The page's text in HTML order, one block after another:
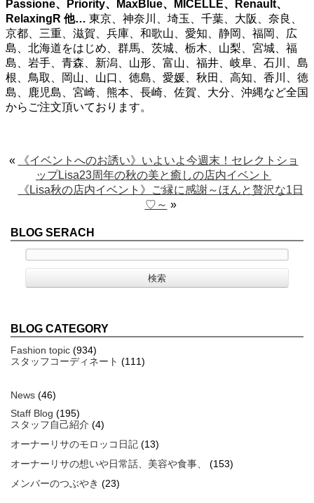
Passione、Priority、MaxBlue、MICELLE、Renault、
RelaxingR 他… 東京、神奈川、埼玉、千葉、大阪、奈良、
京都、三重、滋賀、兵庫、和歌山、愛知、静岡、福岡、広
島、北海道をはじめ、群馬、茨城、栃木、山梨、宮城、福
島、岩手、青森、新潟、山形、富山、福井、岐阜、石川、島
根、鳥取、岡山、山口、徳島、愛媛、秋田、高知、香川、徳
島、鹿児島、宮崎、熊本、長崎、佐賀、大分、沖縄など全国
からご注文頂いております。
«
《イベントへのお誘い》いよいよ今週末！セレクトショ
ップLisa23周年の秋の美と癒しの店内イベント
《Lisa秋の店内イベント》ご縁に感謝～ほんと贅沢な1日
♡～ »
BLOG SERACH
BLOG CATEGORY
Fashion topic (934)
スタッフコーディネート (111)
News (46)
Staff Blog (195)
スタッフ自己紹介 (4)
オーナーリサのモロッコ日記 (13)
オーナーリサの想いや日常話、美容や食事、
(153)
メンバーのつぶやき (23)